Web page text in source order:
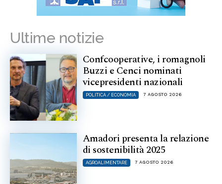
Ultime notizie
Confcooperative, i romagnoli
Buzzi e Cenci nominati
vicepresidenti nazionali
POLITICA / ECONOMIA 7 AGOSTO 2026
Amadori presenta la relazione
di sostenibilità 2025
AGROALIMENTARE 7 AGOSTO 2026